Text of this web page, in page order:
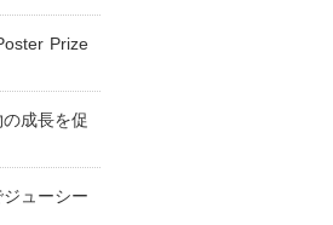
Prize
成長を促
ューシー